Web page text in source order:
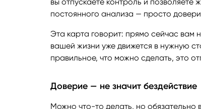
постоянного анализа — просто
Эта карта говорит: прямо сейчас вам
вашей жизни уже движется в нужную
правильное, что можно сделать, это
Доверие — не значит бездействие
Можно что-то делать, но обязательно